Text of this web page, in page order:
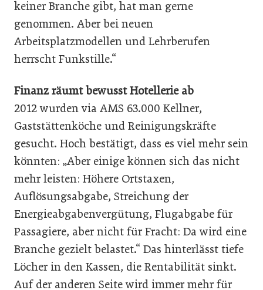
keiner Branche gibt, hat man gerne
genommen. Aber bei neuen
Arbeitsplatzmodellen und Lehrberufen
herrscht Funkstille.“
Finanz räumt bewusst Hotellerie ab
2012 wurden via AMS 63.000 Kellner,
Gaststättenköche und Reinigungskräfte
gesucht. Hoch bestätigt, dass es viel mehr sein
könnten: „Aber einige können sich das nicht
mehr leisten: Höhere Ortstaxen,
Auflösungsabgabe, Streichung der
Energieabgabenvergütung, Flugabgabe für
Passagiere, aber nicht für Fracht: Da wird eine
Branche gezielt belastet.“ Das hinterlässt tiefe
Löcher in den Kassen, die Rentabilität sinkt.
Auf der anderen Seite wird immer mehr für